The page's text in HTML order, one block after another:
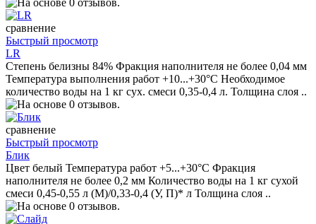
сравнение
Быстрый просмотр
LR
Степень белизны 84% Фракция наполнителя не более 0,04 мм
Температура выполнения работ +10...+30°C Необходимое
количество воды на 1 кг сух. смеси 0,35-0,4 л. Толщина слоя ..
сравнение
Быстрый просмотр
Блик
Цвет белый Температура работ +5...+30°С Фракция
наполнителя не более 0,2 мм Количество воды на 1 кг сухой
смеси 0,45-0,55 л (М)/0,33-0,4 (У, П)* л Толщина слоя ..